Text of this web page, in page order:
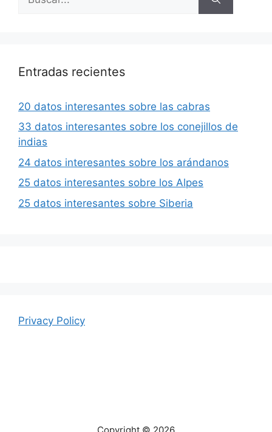
Entradas recientes
20 datos interesantes sobre las cabras
33 datos interesantes sobre los conejillos de
indias
24 datos interesantes sobre los arándanos
25 datos interesantes sobre los Alpes
25 datos interesantes sobre Siberia
Privacy Policy